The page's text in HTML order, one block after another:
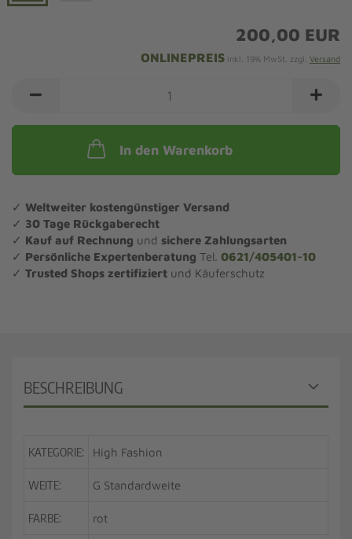
200,00 EUR
ONLINEPREIS inkl. 19% MwSt. zzgl. Versand
In den Warenkorb
✓ Weltweiter kostengünstiger Versand
✓ 30 Tage Rückgaberecht
✓ Kauf auf Rechnung und sichere Zahlungsarten
✓ Persönliche Expertenberatung Tel. 0621/405401-10
✓ Trusted Shops zertifiziert und Käuferschutz
BESCHREIBUNG
KATEGORIE: High Fashion
WEITE: G Standardweite
FARBE: rot